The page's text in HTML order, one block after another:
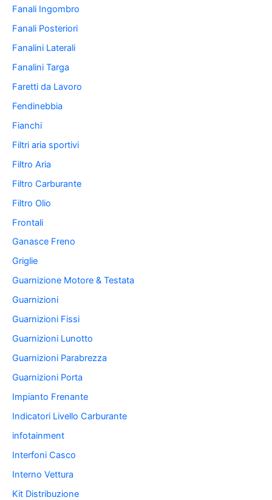
Fanali Ingombro
Fanali Posteriori
Fanalini Laterali
Fanalini Targa
Faretti da Lavoro
Fendinebbia
Fianchi
Filtri aria sportivi
Filtro Aria
Filtro Carburante
Filtro Olio
Frontali
Ganasce Freno
Griglie
Guarnizione Motore & Testata
Guarnizioni
Guarnizioni Fissi
Guarnizioni Lunotto
Guarnizioni Parabrezza
Guarnizioni Porta
Impianto Frenante
Indicatori Livello Carburante
infotainment
Interfoni Casco
Interno Vettura
Kit Distribuzione